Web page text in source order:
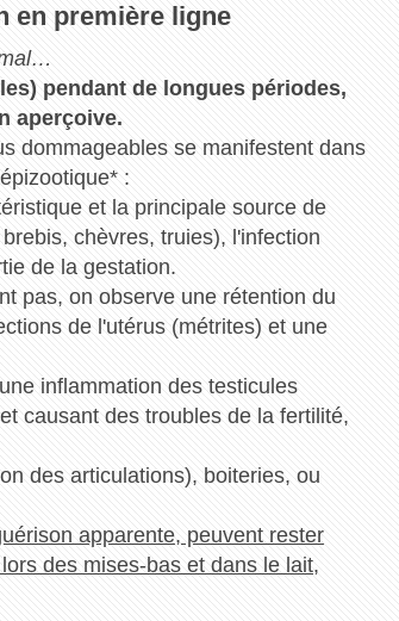
en première ligne
pendant de longues périodes,
aperçoive.
dommageables se manifestent dans
:
et la principale source de
chèvres, truies), l'infection
de la gestation.
pas, on observe une rétention du
de l'utérus (métrites) et une
inflammation des testicules
causant des troubles de la fertilité,
des articulations), boiteries, ou
apparente, peuvent rester
des mises-bas et dans le lait,